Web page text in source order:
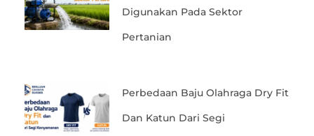
Digunakan Pada Sektor
Pertanian
Perbedaan Baju Olahraga Dry Fit
Dan Katun Dari Segi